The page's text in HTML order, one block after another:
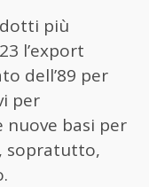
più
l’export
dell’89 per
per
basi per
sopratutto,